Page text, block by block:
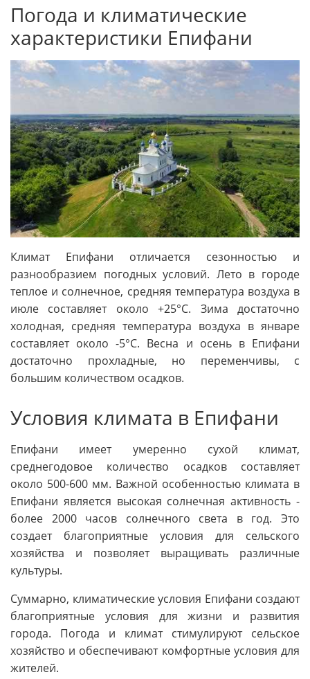
Погода и климатические
характеристики Епифани
Климат Епифани отличается сезонностью и
разнообразием погодных условий. Лето в городе
теплое и солнечное, средняя температура воздуха в
июле составляет около +25°C. Зима достаточно
холодная, средняя температура воздуха в январе
составляет около -5°C. Весна и осень в Епифани
достаточно прохладные, но переменчивы, с
большим количеством осадков.
Условия климата в Епифани
Епифани имеет умеренно сухой климат,
среднегодовое количество осадков составляет
около 500-600 мм. Важной особенностью климата в
Епифани является высокая солнечная активность -
более 2000 часов солнечного света в год. Это
создает благоприятные условия для сельского
хозяйства и позволяет выращивать различные
культуры.
Суммарно, климатические условия Епифани создают
благоприятные условия для жизни и развития
города. Погода и климат стимулируют сельское
хозяйство и обеспечивают комфортные условия для
жителей.